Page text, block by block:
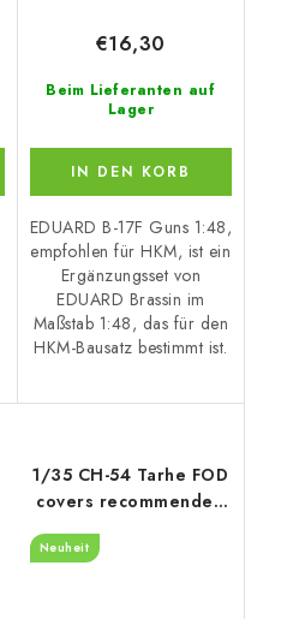
Beim Lieferanten auf
Lager
€16,30
IN DEN KORB
EDUARD B-17F Guns 1:48,
empfohlen für HKM, ist ein
Ergänzungsset von
EDUARD Brassin im
Maßstab 1:48, das für den
HKM-Bausatz bestimmt ist.
1/35 CH-54 Tarhe FOD
covers recommended
for ICM
Neuheit